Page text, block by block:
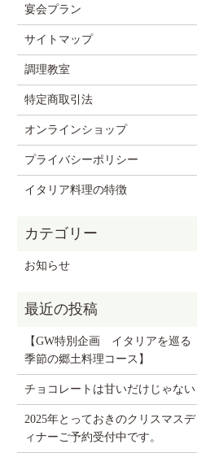
宴会プラン
サイトマップ
調理教室
特定商取引法
オンラインショップ
プライバシーポリシー
イタリア料理の特徴
お知らせ
【GW特別企画 イタリアを巡る
季節の郷土料理コース】
チョコレートは甘いだけじゃない
2025年とっておきのクリスマスデ
ィナーご予約受付中です。